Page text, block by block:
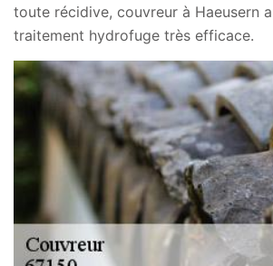
toute récidive, couvreur à Haeusern
traitement hydrofuge très efficace.